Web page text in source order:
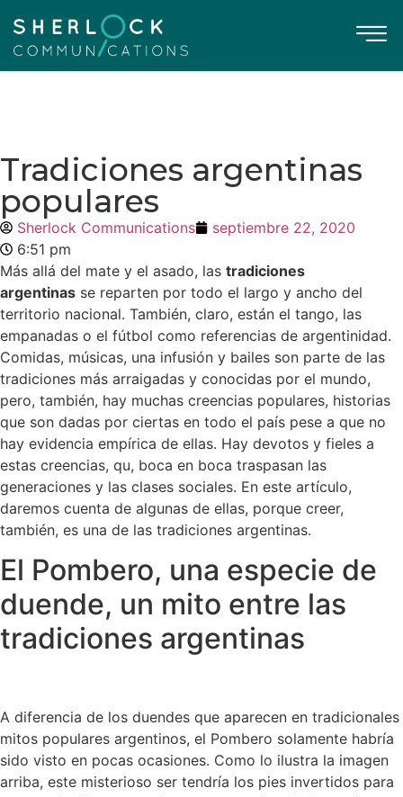
Tradiciones argentinas
populares
Sherlock Communications
septiembre 22, 2020
6:51 pm
Más allá del mate y el asado, las tradiciones
argentinas se reparten por todo el largo y ancho del
territorio nacional. También, claro, están el tango, las
empanadas o el fútbol como referencias de argentinidad.
Comidas, músicas, una infusión y bailes son parte de las
tradiciones más arraigadas y conocidas por el mundo,
pero, también, hay muchas creencias populares, historias
que son dadas por ciertas en todo el país pese a que no
hay evidencia empírica de ellas. Hay devotos y fieles a
estas creencias, qu, boca en boca traspasan las
generaciones y las clases sociales. En este artículo,
daremos cuenta de algunas de ellas, porque creer,
también, es una de las tradiciones argentinas.
El Pombero, una especie de
duende, un mito entre las
tradiciones argentinas
A diferencia de los duendes que aparecen en tradicionales
mitos populares argentinos, el Pombero solamente habría
sido visto en pocas ocasiones. Como lo ilustra la imagen
arriba, este misterioso ser tendría los pies invertidos para